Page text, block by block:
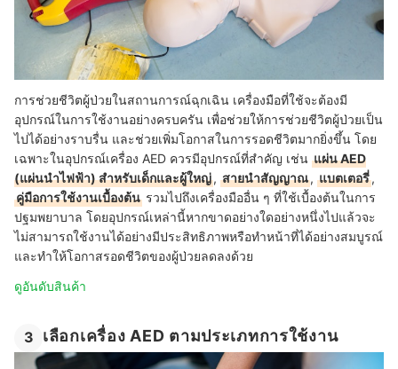
การช่วยชีวิตผู้ป่วยในสถานการณ์ฉุกเฉิน เครื่องมือที่ใช้จะต้องมี
อุปกรณ์ในการใช้งานอย่างครบครัน เพื่อช่วยให้การช่วยชีวิตผู้ป่วยเป็น
ไปได้อย่างราบรื่น และช่วยเพิ่มโอกาสในการรอดชีวิตมากยิ่งขึ้น โดย
เฉพาะในอุปกรณ์เครื่อง AED ควรมีอุปกรณ์ที่สำคัญ เช่น แผ่น AED
(แผ่นนำไฟฟ้า) สำหรับเด็กและผู้ใหญ่, สายนำสัญญาณ, แบตเตอรี่,
คู่มือการใช้งานเบื้องต้น รวมไปถึงเครื่องมืออื่น ๆ ที่ใช้เบื้องต้นในการ
ปฐมพยาบาล โดยอุปกรณ์เหล่านี้หากขาดอย่างใดอย่างหนึ่งไปแล้วจะ
ไม่สามารถใช้งานได้อย่างมีประสิทธิภาพหรือทำหน้าที่ได้อย่างสมบูรณ์
และทำให้โอกาสรอดชีวิตของผู้ป่วยลดลงด้วย
ดูอันดับสินค้า
3 เลือกเครื่อง AED ตามประเภทการใช้งาน